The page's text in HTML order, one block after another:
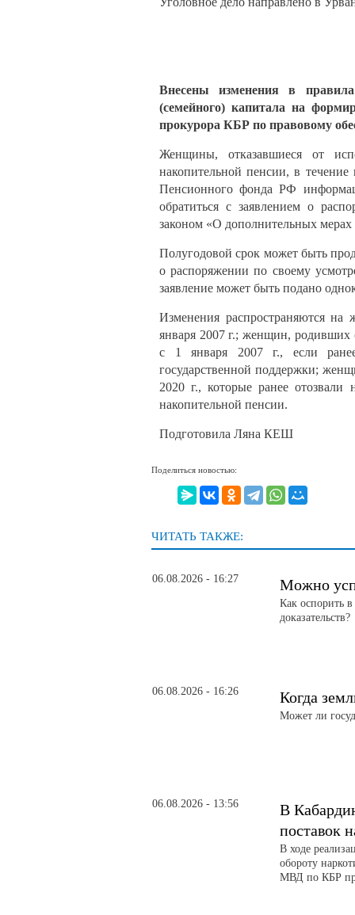
Внесены изменения в
(семейного) капитала на
прокурора КБР по правовому
Женщины, отказавшиеся от
накопительной пенсии, в
Пенсионного фонда РФ
обратиться с заявлением о
законом «О дополнительных
Полугодовой срок может быть
о распоряжении по своему
заявление может быть подано
Изменения распространяются
января 2007 г.; женщин, родивших
с 1 января 2007 г., если
государственной поддержки;
2020 г., которые ранее отозвали
накопительной пенсии.
Подготовила Ляна КЕШ
Поделиться новостью:
ЧИТАТЬ ТАКЖЕ:
06.08.2026 - 16:27 Можно
Как оспорить
доказательств?
06.08.2026 - 16:26 Когда
Может ли
06.08.2026 - 13:56
В
поставок
В ходе
обороту
МВД по КБР